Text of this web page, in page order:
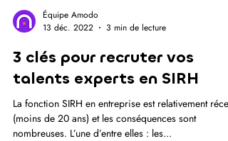
Équipe Amodo
13 déc. 2022
3 min de lecture
3 clés pour recruter vos
talents experts en SIRH
La fonction SIRH en entreprise est relativement
(moins de 20 ans) et les conséquences sont
nombreuses. L’une d’entre elles : les...